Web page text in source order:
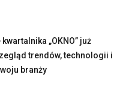
„OKNO” już
trendów, technologii i
branży